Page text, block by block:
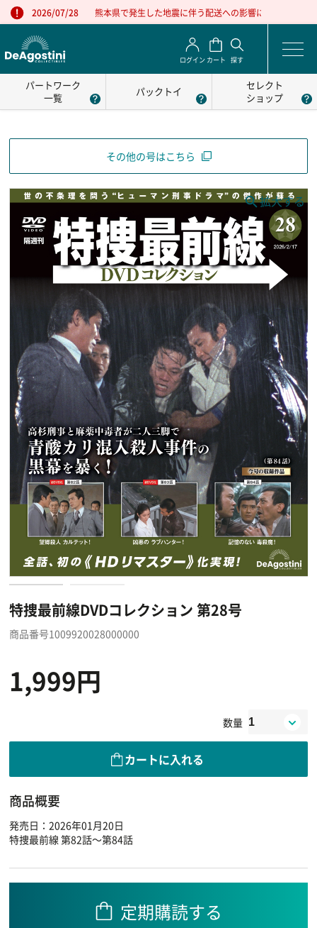
2026/07/28 熊本県で発生した地震に伴う配送への影響について
ログイン カート 探す
パートワーク
一覧
パックトイ
セレクト
ショップ
その他の号はこちら
特捜最前線DVDコレクション 第28号
商品番号1009920028000000
1,999円
数量
カートに入れる
商品概要
発売日：2026年01月20日
特捜最前線 第82話～第84話
定期購読する